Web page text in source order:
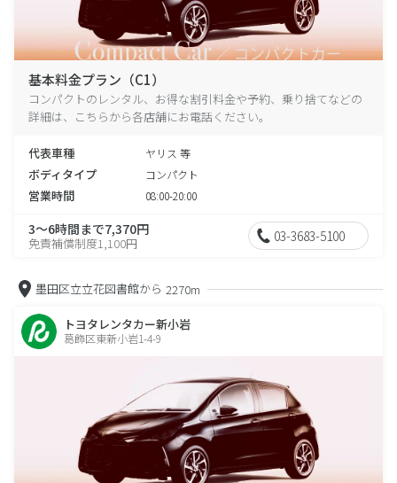
基本料金プラン（C1）
コンパクトのレンタル、お得な割引料金や予約、乗り捨てなどの
詳細は、こちらから各店舗にお電話ください。
代表車種 ヤリス 等
ボディタイプ コンパクト
営業時間 08:00-20:00
3～6時間まで7,370円
免責補償制度1,100円 03-3683-5100
墨田区立立花図書館から 2270m
トヨタレンタカー新小岩
葛飾区東新小岩1-4-9